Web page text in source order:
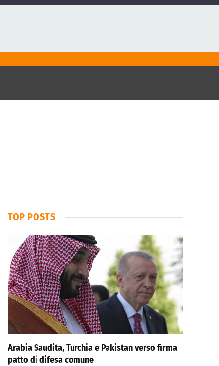
TOP POSTS
Arabia Saudita, Turchia e Pakistan verso firma
patto di difesa comune